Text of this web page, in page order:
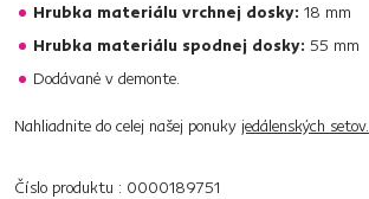
Hrubka materiálu vrchnej dosky: 18 mm
Hrubka materiálu spodnej dosky: 55 mm
Dodávané v demonte.
Nahliadnite do celej našej ponuky jedálenských setov.
Číslo produktu : 0000189751